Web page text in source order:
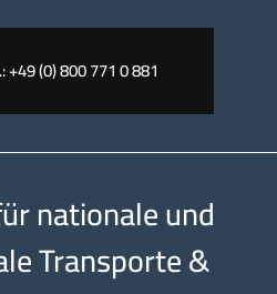
(0) 800 771 0 881
nationale und
Transporte &